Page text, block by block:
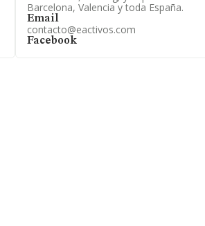
Barcelona, Valencia y toda España.
Email
contacto@eactivos.com
Facebook